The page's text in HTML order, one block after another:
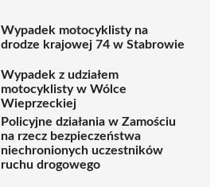
Wypadek motocyklisty na
drodze krajowej 74 w Stabrowie
Wypadek z udziałem
motocyklisty w Wólce
Wieprzeckiej
Policyjne działania w Zamościu
na rzecz bezpieczeństwa
niechronionych uczestników
ruchu drogowego